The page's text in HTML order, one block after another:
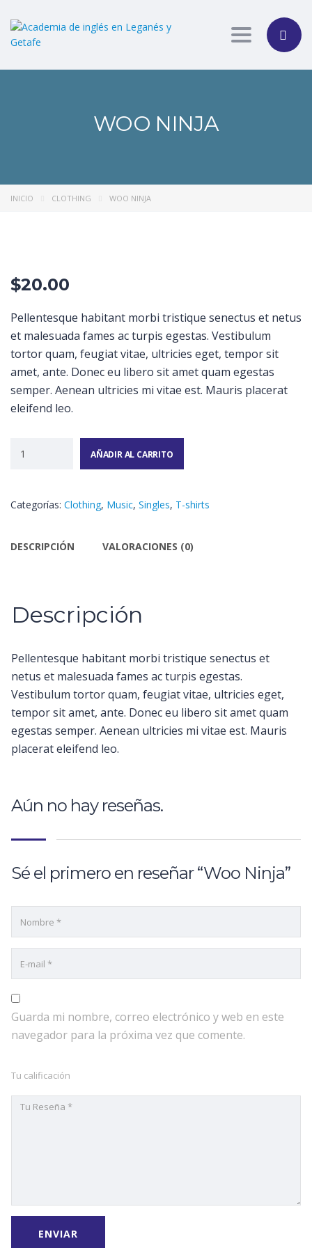
Toggle
WOO NINJA
INICIO CLOTHING WOO NINJA
$20.00
Pellentesque habitant morbi tristique senectus et netus
et malesuada fames ac turpis egestas. Vestibulum
tortor quam, feugiat vitae, ultricies eget, tempor sit
amet, ante. Donec eu libero sit amet quam egestas
semper. Aenean ultricies mi vitae est. Mauris placerat
eleifend leo.
AÑADIR AL CARRITO
Categorías: Clothing, Music, Singles, T-shirts
DESCRIPCIÓN VALORACIONES (0)
Descripción
Pellentesque habitant morbi tristique senectus et
netus et malesuada fames ac turpis egestas.
Vestibulum tortor quam, feugiat vitae, ultricies eget,
tempor sit amet, ante. Donec eu libero sit amet quam
egestas semper. Aenean ultricies mi vitae est. Mauris
placerat eleifend leo.
Aún no hay reseñas.
Sé el primero en reseñar “Woo Ninja”
Guarda mi nombre, correo electrónico y web en este
navegador para la próxima vez que comente.
Tu calificación